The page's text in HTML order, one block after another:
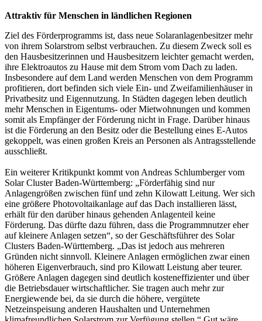
Attraktiv für Menschen in ländlichen Regionen
Ziel des Förderprogramms ist, dass neue Solaranlagenbesitzer mehr
von ihrem Solarstrom selbst verbrauchen. Zu diesem Zweck soll es
den Hausbesitzerinnen und Hausbesitzern leichter gemacht werden,
ihre Elektroautos zu Hause mit dem Strom vom Dach zu laden.
Insbesondere auf dem Land werden Menschen von dem Programm
profitieren, dort befinden sich viele Ein- und Zweifamilienhäuser in
Privatbesitz und Eigennutzung. In Städten dagegen leben deutlich
mehr Menschen in Eigentums- oder Mietwohnungen und kommen
somit als Empfänger der Förderung nicht in Frage. Darüber hinaus
ist die Förderung an den Besitz oder die Bestellung eines E-Autos
gekoppelt, was einen großen Kreis an Personen als Antragsstellende
ausschließt.
Ein weiterer Kritikpunkt kommt von Andreas Schlumberger vom
Solar Cluster Baden-Württemberg: „Förderfähig sind nur
Anlagengrößen zwischen fünf und zehn Kilowatt Leitung. Wer sich
eine größere Photovoltaikanlage auf das Dach installieren lässt,
erhält für den darüber hinaus gehenden Anlagenteil keine
Förderung. Das dürfte dazu führen, dass die Programmnutzer eher
auf kleinere Anlagen setzen“, so der Geschäftsführer des Solar
Clusters Baden-Württemberg. „Das ist jedoch aus mehreren
Gründen nicht sinnvoll. Kleinere Anlagen ermöglichen zwar einen
höheren Eigenverbrauch, sind pro Kilowatt Leistung aber teurer.
Größere Anlagen dagegen sind deutlich kosteneffizienter und über
die Betriebsdauer wirtschaftlicher. Sie tragen auch mehr zur
Energiewende bei, da sie durch die höhere, vergütete
Netzeinspeisung anderen Haushalten und Unternehmen